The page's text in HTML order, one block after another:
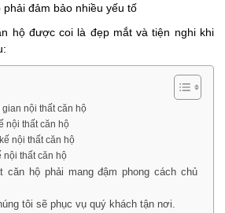
đảm bảo nhiều yếu tố
hộ được coi là đẹp mắt và tiện nghi khi
nội thất căn hộ
nội thất căn hộ
nội thất căn hộ
nội thất căn hộ
căn hộ phải mang đậm phong cách chủ
tôi sẽ phục vụ quý khách tận nơi.